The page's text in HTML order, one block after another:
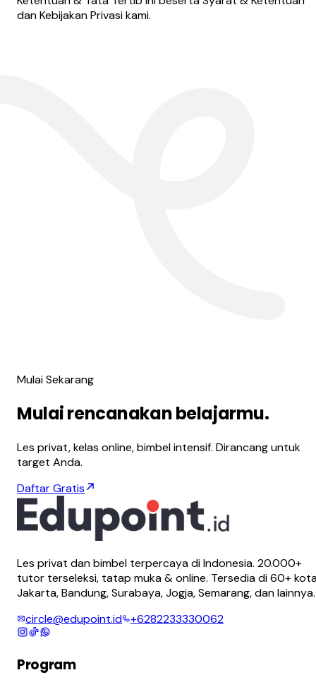
dan Kebijakan Privasi kami.
Mulai Sekarang
Mulairencanakanbelajarmu.
Les privat, kelas online, bimbel intensif. Dirancang untuk
target Anda.
Daftar Gratis
Les privat dan bimbel terpercaya di Indonesia. 20.000+
tutor terseleksi, tatap muka & online. Tersedia di 60+
Jakarta, Bandung, Surabaya, Jogja, Semarang, dan lainnya.
circle@edupoint.id +6282233330062
Program